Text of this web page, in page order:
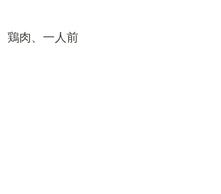
鶏肉、一人前